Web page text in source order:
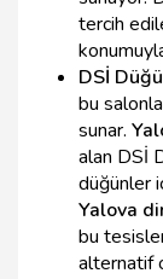
tercih
DSİ
bu
sunar.
alan DSİ
düğünler
Yalova
bu
alternatif